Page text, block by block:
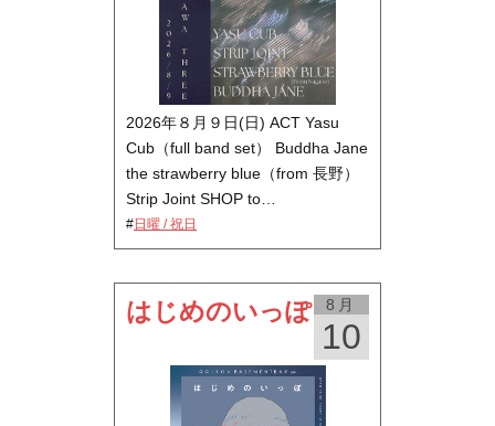
2026年８月９日(日) ACT Yasu
Cub（full band set） Buddha Jane
the strawberry blue（from 長野）
Strip Joint SHOP to…
#日曜 / 祝日
8月
10
はじめのいっぽ